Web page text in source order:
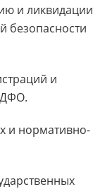
и ликвидации
безопасности
и
ДФО.
и нормативно-